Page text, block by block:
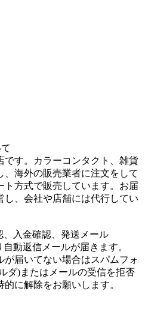
です。カラーコンタクト、雑貨
、海外の販売業者に注文をして
ト方式で販売しています。お届
し、会社や店舗には代行してい
入金確認、発送メール
動返信メールが届きます。
届いてない場合はスパムフォ
ダ)またはメールの受信を拒否
に解除をお願いします。